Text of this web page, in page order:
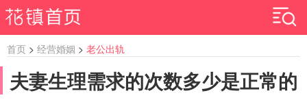
首页 > 经营婚姻 > 老公出轨
夫妻生理需求的次数多少是正常的